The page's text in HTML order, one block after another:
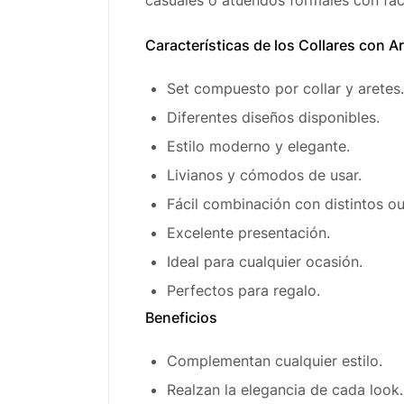
Características de los Collares con
Set compuesto por collar y aretes.
Diferentes diseños disponibles.
Estilo moderno y elegante.
Livianos y cómodos de usar.
Fácil combinación con distintos
Excelente presentación.
Ideal para cualquier ocasión.
Perfectos para regalo.
Beneficios
Complementan cualquier estilo.
Realzan la elegancia de cada look.